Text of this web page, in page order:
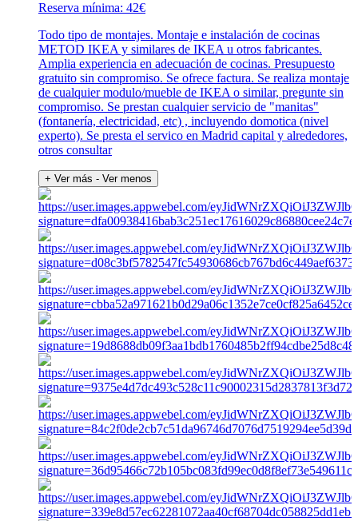
Reserva mínima: 42€
Todo tipo de montajes. Montaje e instalación de cocinas
METOD IKEA y similares de IKEA u otros fabricantes.
Amplia experiencia en adecuación de cocinas. Presupuesto
gratuito sin compromiso. Se ofrece factura. Se realiza montaje
de cualquier modulo/mueble de IKEA o similar, pregunte sin
compromiso. Se prestan cualquier servicio de "manitas"
(fontanería, electricidad, etc) , incluyendo domotica (nivel
experto). Se presta el servico en Madrid capital y alrededores,
otros consultar
+ Ver más - Ver menos